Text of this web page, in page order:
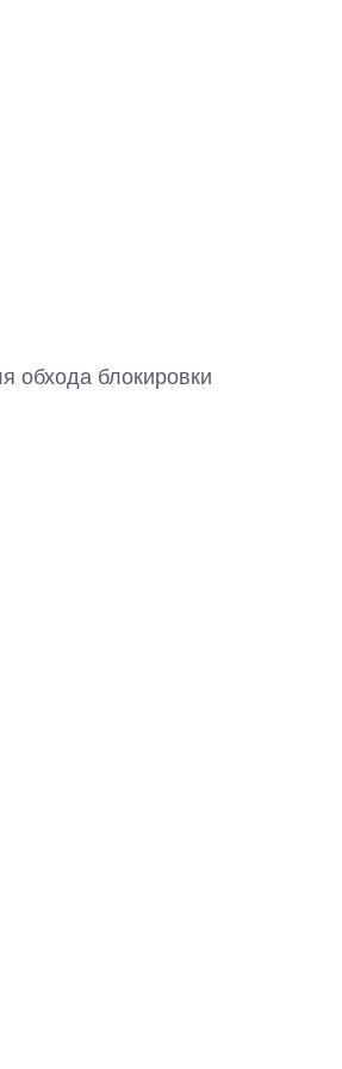
обхода блокировки